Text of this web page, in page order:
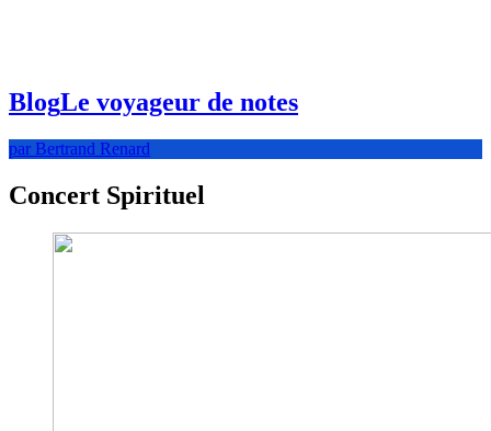
BlogLe voyageur de notes
par Bertrand Renard
Concert Spirituel